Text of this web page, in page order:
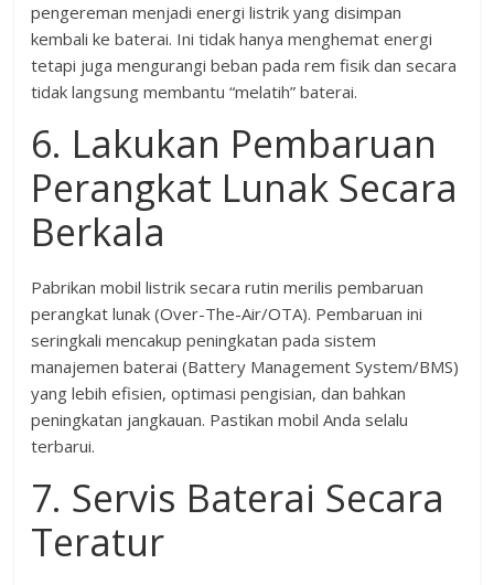
pengereman menjadi energi listrik yang disimpan
kembali ke baterai. Ini tidak hanya menghemat energi
tetapi juga mengurangi beban pada rem fisik dan secara
tidak langsung membantu “melatih” baterai.
6. Lakukan Pembaruan
Perangkat Lunak Secara
Berkala
Pabrikan mobil listrik secara rutin merilis pembaruan
perangkat lunak (Over-The-Air/OTA). Pembaruan ini
seringkali mencakup peningkatan pada sistem
manajemen baterai (Battery Management System/BMS)
yang lebih efisien, optimasi pengisian, dan bahkan
peningkatan jangkauan. Pastikan mobil Anda selalu
terbarui.
7. Servis Baterai Secara
Teratur